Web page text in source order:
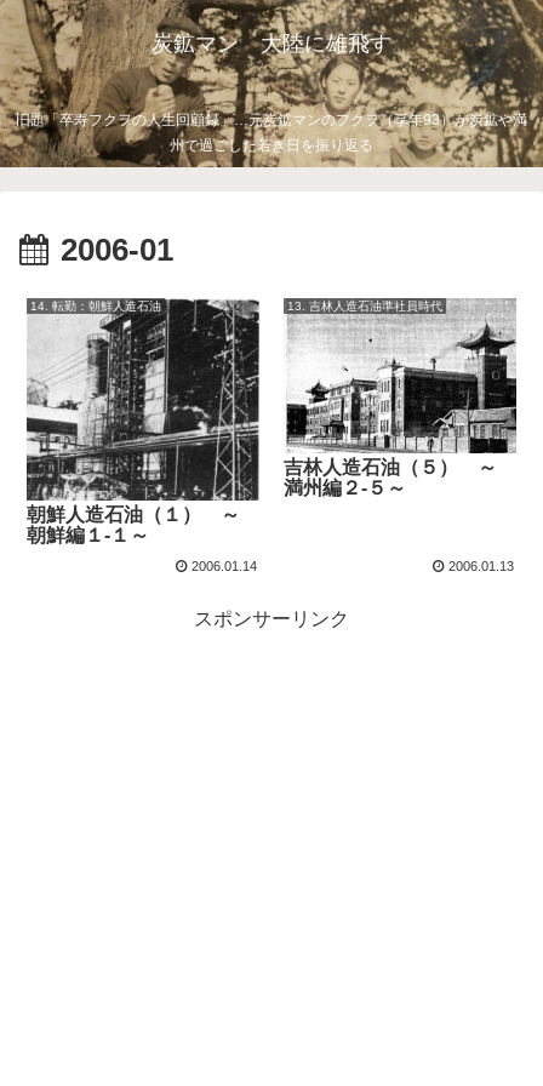
炭鉱マン 大陸に雄飛す
旧題「卒寿フクヲの人生回顧録」…元炭鉱マンのフクヲ（享年93）が炭鉱や満
州で過ごした若き日を振り返る
2006-01
14. 転勤：朝鮮人造石油
朝鮮人造石油（１） ～
朝鮮編１-１～
2006.01.14
13. 吉林人造石油準社員時代
吉林人造石油（５） ～
満州編２-５～
2006.01.13
スポンサーリンク